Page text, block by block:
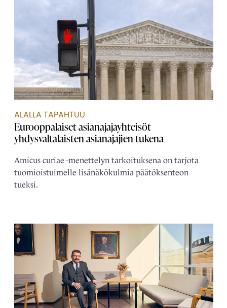
ALALLA TAPAHTUU
Eurooppalaiset asianajaja­yhteisöt
yhdysvaltalaisten asianajajien tukena
Amicus curiae -menettelyn tarkoituksena on tarjota
tuomioistuimelle lisänäkökulmia päätöksenteon
tueksi.